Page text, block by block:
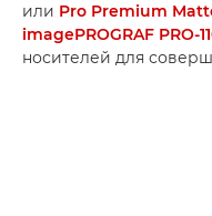
или Pro Premium
imagePROGRAF PRO-
носителей для